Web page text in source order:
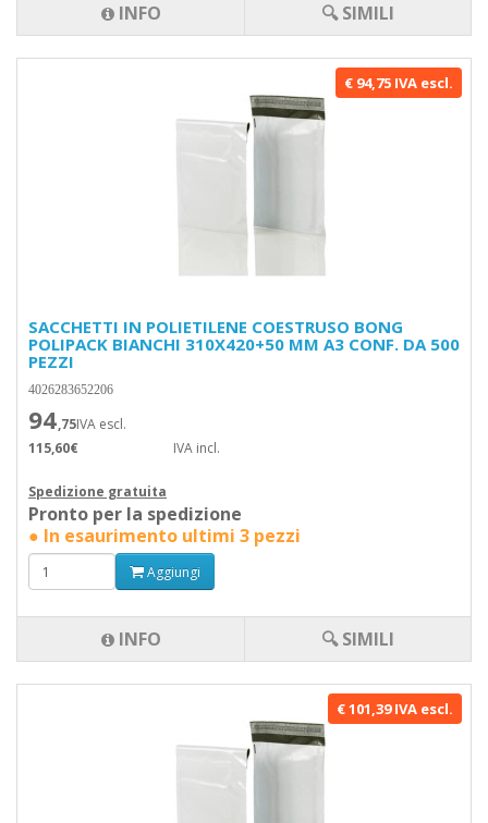
INFO 🔍 SIMILI
€ 94,75 IVA escl.
SACCHETTI IN POLIETILENE COESTRUSO BONG
POLIPACK BIANCHI 310X420+50 MM A3 CONF. DA 500
PEZZI
4026283652206
94,75IVA escl.
115,60€
Spedizione gratuita
IVA incl.
Pronto per la spedizione
● In esaurimento ultimi 3 pezzi
Aggiungi
INFO 🔍 SIMILI
€ 101,39 IVA escl.